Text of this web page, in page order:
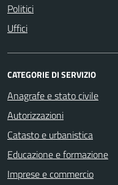
Politici
Uffici
CATEGORIE DI SERVIZIO
Anagrafe e stato civile
Autorizzazioni
Catasto e urbanistica
Educazione e formazione
Imprese e commercio